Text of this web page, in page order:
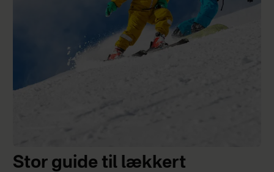
Stor guide til lækkert